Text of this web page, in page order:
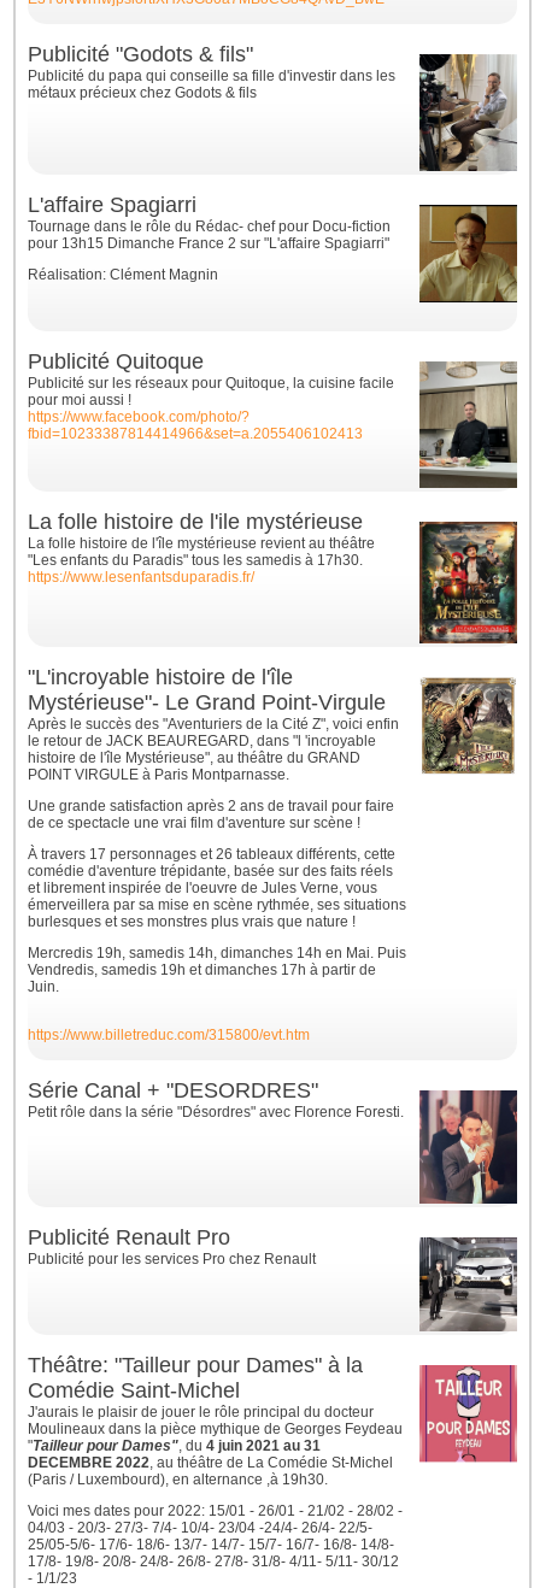
Publicité "Godots & fils"
Publicité du papa qui conseille sa fille d'investir dans les
métaux précieux chez Godots & fils
L'affaire Spagiarri
Tournage dans le rôle du Rédac- chef pour Docu-fiction
pour 13h15 Dimanche France 2 sur "L'affaire Spagiarri"
Réalisation: Clément Magnin
Publicité Quitoque
Publicité sur les réseaux pour Quitoque, la cuisine facile
pour moi aussi !
https://www.facebook.com/photo/?
fbid=10233387814414966&set=a.2055406102413
La folle histoire de l'ile mystérieuse
La folle histoire de l'île mystérieuse revient au théâtre
"Les enfants du Paradis" tous les samedis à 17h30.
https://www.lesenfantsduparadis.fr/
"L'incroyable histoire de l'île
Mystérieuse"- Le Grand Point-Virgule
Après le succès des "Aventuriers de la Cité Z", voici enfin
le retour de JACK BEAUREGARD, dans "l 'incroyable
histoire de l'île Mystérieuse", au théâtre du GRAND
POINT VIRGULE à Paris Montparnasse.
Une grande satisfaction après 2 ans de travail pour faire
de ce spectacle une vrai film d'aventure sur scène !
À travers 17 personnages et 26 tableaux différents, cette
comédie d'aventure trépidante, basée sur des faits réels
et librement inspirée de l'oeuvre de Jules Verne, vous
émerveillera par sa mise en scène rythmée, ses situations
burlesques et ses monstres plus vrais que nature !
Mercredis 19h, samedis 14h, dimanches 14h en Mai. Puis
Vendredis, samedis 19h et dimanches 17h à partir de
Juin.
https://www.billetreduc.com/315800/evt.htm
Série Canal + "DESORDRES"
Petit rôle dans la série "Désordres" avec Florence Foresti.
Publicité Renault Pro
Publicité pour les services Pro chez Renault
Théâtre: "Tailleur pour Dames" à la
Comédie Saint-Michel
J'aurais le plaisir de jouer le rôle principal du docteur
Moulineaux dans la pièce mythique de Georges Feydeau
"Tailleur pour Dames" , du4 juin 2021 au 31
DECEMBRE 2022 , au théâtre de La Comédie St-Michel
(Paris / Luxembourd), en alternance ,à 19h30.
Voici mes dates pour 2022: 15/01 - 26/01 - 21/02 - 28/02 -
04/03 - 20/3- 27/3- 7/4- 10/4- 23/04 -24/4- 26/4- 22/5-
25/05-5/6- 17/6- 18/6- 13/7- 14/7- 15/7- 16/7- 16/8- 14/8-
17/8- 19/8- 20/8- 24/8- 26/8- 27/8- 31/8- 4/11- 5/11- 30/12
- 1/1/23